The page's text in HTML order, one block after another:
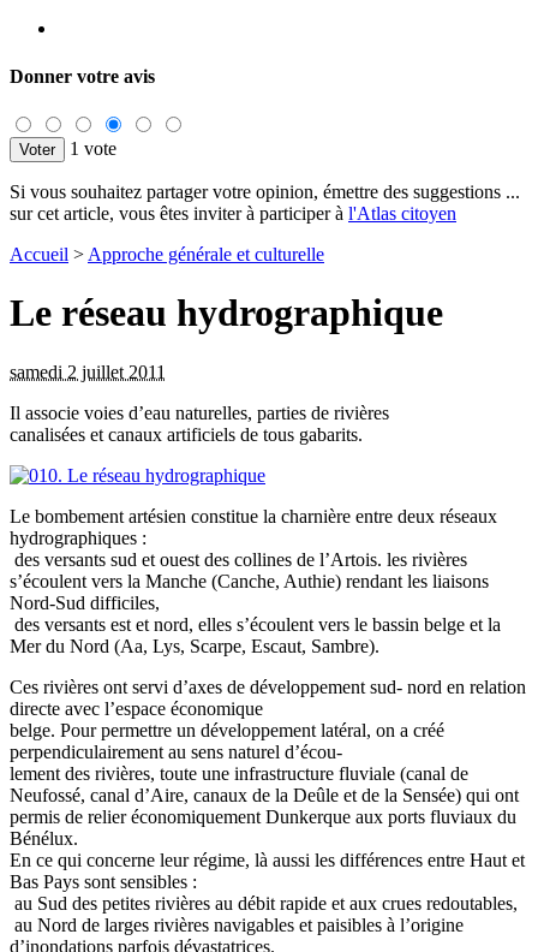
Donner votre avis
1 vote
Si vous souhaitez partager votre opinion, émettre des suggestions ...
sur cet article, vous êtes inviter à participer à l'Atlas citoyen
Accueil > Approche générale et culturelle
Le réseau hydrographique
samedi 2 juillet 2011
Il associe voies d’eau naturelles, parties de rivières
canalisées et canaux artificiels de tous gabarits.
Le bombement artésien constitue la charnière entre deux réseaux
hydrographiques :
des versants sud et ouest des collines de l’Artois. les rivières
s’écoulent vers la Manche (Canche, Authie) rendant les liaisons
Nord-Sud difficiles,
des versants est et nord, elles s’écoulent vers le bassin belge et la
Mer du Nord (Aa, Lys, Scarpe, Escaut, Sambre).
Ces rivières ont servi d’axes de développement sud- nord en relation
directe avec l’espace économique
belge. Pour permettre un développement latéral, on a créé
perpendiculairement au sens naturel d’écou-
lement des rivières, toute une infrastructure fluviale (canal de
Neufossé, canal d’Aire, canaux de la Deûle et de la Sensée) qui ont
permis de relier économiquement Dunkerque aux ports fluviaux du
Bénélux.
En ce qui concerne leur régime, là aussi les différences entre Haut et
Bas Pays sont sensibles :
au Sud des petites rivières au débit rapide et aux crues redoutables,
au Nord de larges rivières navigables et paisibles à l’origine
d’inondations parfois dévastatrices.